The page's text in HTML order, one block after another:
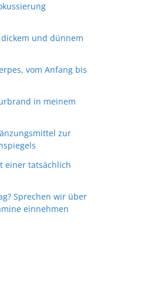
und dünnem
vom Anfang bis
in meinem
zur
einer tatsächlich
Sprechen wir über
einnehmen